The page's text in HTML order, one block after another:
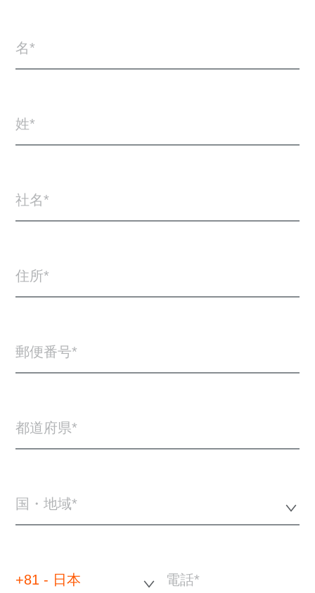
名
姓
社名
住所
郵便番号
都道府県
国・地域*
+81 - 日本 電話